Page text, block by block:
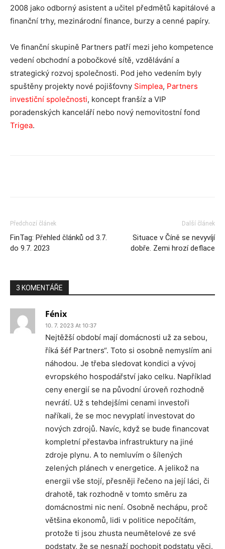
2008 jako odborný asistent a učitel předmětů kapitálové a
finanční trhy, mezinárodní finance, burzy a cenné papíry.
Ve finanční skupině Partners patří mezi jeho kompetence
vedení obchodní a pobočkové sítě, vzdělávání a
strategický rozvoj společnosti. Pod jeho vedením byly
spuštěny projekty nové pojišťovny Simplea, Partners
investiční společnosti, koncept franšíz a VIP
poradenských kanceláří nebo nový nemovitostní fond
Trigea.
Předchozí článek
FinTag: Přehled článků od 3.7.
do 9.7. 2023
Další článek
Situace v Číně se nevyvíjí
dobře. Zemi hrozí deflace
3 KOMENTÁŘE
Fénix
10. 7. 2023 At 10:37
Nejtěžší období mají domácnosti už za sebou,
říká šéf Partners“. Toto si osobně nemyslím ani
náhodou. Je třeba sledovat kondici a vývoj
evropského hospodářství jako celku. Například
ceny energií se na původní úroveň rozhodně
nevrátí. Už s tehdejšími cenami investoři
naříkali, že se moc nevyplatí investovat do
nových zdrojů. Navíc, když se bude financovat
kompletní přestavba infrastruktury na jiné
zdroje plynu. A to nemluvím o šílených
zelených plánech v energetice. A jelikož na
energii vše stojí, přesněji řečeno na její láci, či
drahotě, tak rozhodně v tomto směru za
domácnostmi nic není. Osobně nechápu, proč
většina ekonomů, lidi v politice nepočítám,
protože ti jsou zhusta neumětelové ze své
podstaty, že se nesnaží pochopit podstatu věci.